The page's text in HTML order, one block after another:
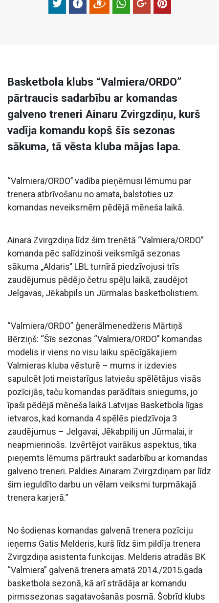
Basketbola klubs “Valmiera/ORDO”
pārtraucis sadarbību ar komandas
galveno treneri Ainaru Zvirgzdiņu, kurš
vadīja komandu kopš šīs sezonas
sākuma, tā vēsta kluba mājas lapa.
“Valmiera/ORDO’’ vadība pieņēmusi lēmumu par
trenera atbrīvošanu no amata, balstoties uz
komandas neveiksmēm pēdējā mēneša laikā.
Ainara Zvirgzdiņa līdz šim trenētā “Valmiera/ORDO”
komanda pēc salīdzinoši veiksmīgā sezonas
sākuma „Aldaris’’ LBL turnīrā piedzīvojusi trīs
zaudējumus pēdējo četru spēļu laikā, zaudējot
Jelgavas, Jēkabpils un Jūrmalas basketbolistiem.
“Valmiera/ORDO” ģenerālmenedžeris Mārtiņš
Bērziņš: “Šīs sezonas “Valmiera/ORDO” komandas
modelis ir viens no visu laiku spēcīgākajiem
Valmieras kluba vēsturē – mums ir izdevies
sapulcēt ļoti meistarīgus latviešu spēlētājus visās
pozīcijās, taču komandas parādītais sniegums, jo
īpaši pēdējā mēneša laikā Latvijas Basketbola līgas
ietvaros, kad komanda 4 spēlēs piedzīvoja 3
zaudējumus – Jelgavai, Jēkabpilij un Jūrmalai, ir
neapmierinošs. Izvērtējot vairākus aspektus, tika
pieņemts lēmums pārtraukt sadarbību ar komandas
galveno treneri. Paldies Ainaram Zvirgzdiņam par līdz
šim ieguldīto darbu un vēlam veiksmi turpmākajā
trenera karjerā.”
No šodienas komandas galvenā trenera pozīciju
ieņems Gatis Melderis, kurš līdz šim pildīja trenera
Zvirgzdiņa asistenta funkcijas. Melderis atradās BK
“Valmiera” galvenā trenera amatā 2014./2015.gada
basketbola sezonā, kā arī strādāja ar komandu
pirmssezonas sagatavošanās posmā. Šobrīd klubs